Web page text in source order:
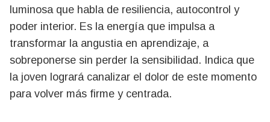
luminosa que habla de resiliencia, autocontrol y
poder interior. Es la energía que impulsa a
transformar la angustia en aprendizaje, a
sobreponerse sin perder la sensibilidad. Indica que
la joven logrará canalizar el dolor de este momento
para volver más firme y centrada.